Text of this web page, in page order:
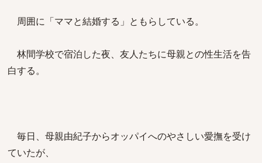
周囲に「ママと結婚する」ともらしている。
林間学校で宿泊した夜、友人たちに母親との性生活を告
白する。
毎日、母親由紀子からオッパイへのやさしい愛撫を受け
ていたが、